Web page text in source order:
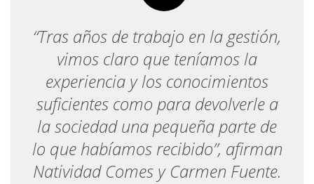
“Tras años de trabajo en la gestión,
vimos claro que teníamos la
experiencia y los conocimientos
suficientes como para devolverle a
la sociedad una pequeña parte de
lo que habíamos recibido”, afirman
Natividad Comes y Carmen Fuente.